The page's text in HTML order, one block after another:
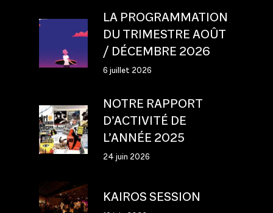
LA PROGRAMMATION
DU TRIMESTRE AOÛT
/ DÉCEMBRE 2026
6 juillet 2026
NOTRE RAPPORT
D’ACTIVITÉ DE
L’ANNÉE 2025
24 juin 2026
KAIROS SESSION